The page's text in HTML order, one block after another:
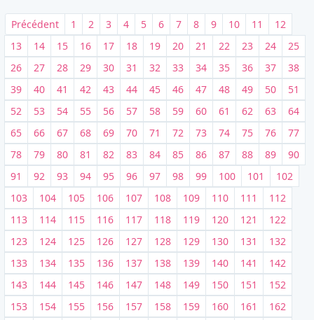
Précédent 1 2 3 4 5 6 7 8 9 10 11
12
13
14 15 16 17 18 19 20 21 22 23 24
25
26
27 28 29 30 31 32 33 34 35 36 37
38
39
40 41 42 43 44 45 46 47 48 49 50
51
52
53 54 55 56 57 58 59 60 61 62 63
64
65
66 67 68 69 70 71 72 73 74 75 76
77
78
79 80 81 82 83 84 85 86 87 88 89
90
91
92 93 94 95 96 97 98 99 100 101
102
103
104 105 106 107 108 109 110 111
112
113
114 115 116 117 118 119 120 121
122
123
124 125 126 127 128 129 130 131
132
133
134 135 136 137 138 139 140 141
142
143
144 145 146 147 148 149 150 151
152
153
154 155 156 157 158 159 160 161
162